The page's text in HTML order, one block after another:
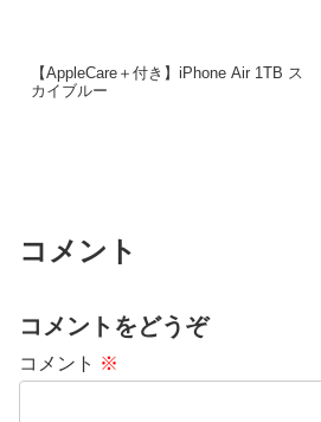
【AppleCare＋付き】iPhone Air 1TB ス
カイブルー
コメント
コメントをどうぞ
コメント ※